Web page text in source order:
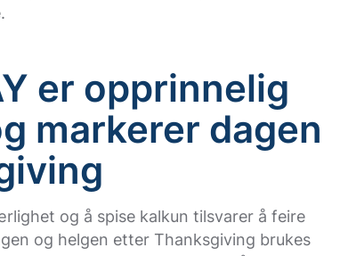
er opprinnelig
markerer dagen
og å spise kalkun tilsvarer å feire
og helgen etter Thanksgiving brukes